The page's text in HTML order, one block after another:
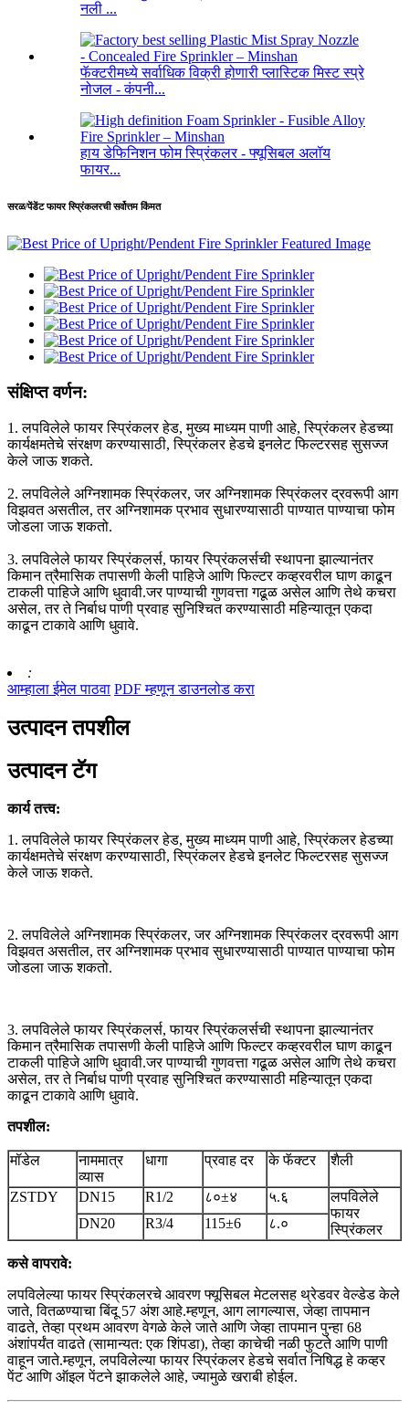
नली ...
फॅक्टरीमध्ये सर्वाधिक विक्री होणारी प्लास्टिक मिस्ट स्प्रे
नोजल - कंपनी...
हाय डेफिनिशन फोम स्प्रिंकलर - फ्यूसिबल अलॉय
फायर...
सरळ/पेंडेंट फायर स्प्रिंकलरची सर्वोत्तम किंमत
संक्षिप्त वर्णन:
1. लपविलेले फायर स्प्रिंकलर हेड, मुख्य माध्यम पाणी आहे, स्प्रिंकलर हेडच्या
कार्यक्षमतेचे संरक्षण करण्यासाठी, स्प्रिंकलर हेडचे इनलेट फिल्टरसह सुसज्ज
केले जाऊ शकते.
2. लपविलेले अग्निशामक स्प्रिंकलर, जर अग्निशामक स्प्रिंकलर द्रवरूपी आग
विझवत असतील, तर अग्निशामक प्रभाव सुधारण्यासाठी पाण्यात पाण्याचा फोम
जोडला जाऊ शकतो.
3. लपविलेले फायर स्प्रिंकलर्स, फायर स्प्रिंकलर्सची स्थापना झाल्यानंतर
किमान त्रैमासिक तपासणी केली पाहिजे आणि फिल्टर कव्हरवरील घाण काढून
टाकली पाहिजे आणि धुवावी.जर पाण्याची गुणवत्ता गढूळ असेल आणि तेथे कचरा
असेल, तर ते निर्बाध पाणी प्रवाह सुनिश्चित करण्यासाठी महिन्यातून एकदा
काढून टाकावे आणि धुवावे.
:
आम्हाला ईमेल पाठवा PDF म्हणून डाउनलोड करा
उत्पादन तपशील
उत्पादन टॅग
कार्य तत्त्व:
1. लपविलेले फायर स्प्रिंकलर हेड, मुख्य माध्यम पाणी आहे, स्प्रिंकलर हेडच्या
कार्यक्षमतेचे संरक्षण करण्यासाठी, स्प्रिंकलर हेडचे इनलेट फिल्टरसह सुसज्ज
केले जाऊ शकते.
2. लपविलेले अग्निशामक स्प्रिंकलर, जर अग्निशामक स्प्रिंकलर द्रवरूपी आग
विझवत असतील, तर अग्निशामक प्रभाव सुधारण्यासाठी पाण्यात पाण्याचा फोम
जोडला जाऊ शकतो.
3. लपविलेले फायर स्प्रिंकलर्स, फायर स्प्रिंकलर्सची स्थापना झाल्यानंतर
किमान त्रैमासिक तपासणी केली पाहिजे आणि फिल्टर कव्हरवरील घाण काढून
टाकली पाहिजे आणि धुवावी.जर पाण्याची गुणवत्ता गढूळ असेल आणि तेथे कचरा
असेल, तर ते निर्बाध पाणी प्रवाह सुनिश्चित करण्यासाठी महिन्यातून एकदा
काढून टाकावे आणि धुवावे.
तपशील:
मॉडेल
नाममात्र
व्यास
धागा प्रवाह दर के फॅक्टर शैली
ZSTDY DN15 R1/2 ८०±४ ५.६
लपविलेले
फायर
स्प्रिंकलर
DN20 R3/4 115±6 ८.०
कसे वापरावे:
लपविलेल्या फायर स्प्रिंकलरचे आवरण फ्यूसिबल मेटलसह थ्रेडवर वेल्डेड केले
जाते, वितळण्याचा बिंदू 57 अंश आहे.म्हणून, आग लागल्यास, जेव्हा तापमान
वाढते, तेव्हा प्रथम आवरण वेगळे केले जाते आणि जेव्हा तापमान पुन्हा 68
अंशांपर्यंत वाढते (सामान्यत: एक शिंपडा), तेव्हा काचेची नळी फुटते आणि पाणी
वाहून जाते.म्हणून, लपविलेल्या फायर स्प्रिंकलर हेडचे सर्वात निषिद्ध हे कव्हर
पेंट आणि ऑइल पेंटने झाकलेले आहे, ज्यामुळे खराबी होईल.